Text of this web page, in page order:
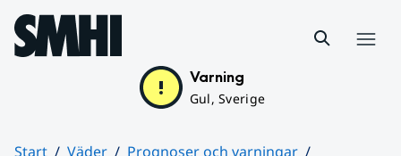
Hoppa till sidans innehåll
Varning
Gul, Sverige
Start Väder
Prognoser och varningar